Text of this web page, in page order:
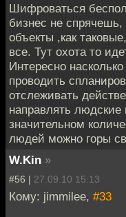
Шифроваться
бизнес не
объекты ,как
все. Тут охота то
Интересно
проводить
отслеживать
направлять
значительном
людей можно горы
W.Kin »
#56 | 27.09.10 15:13
Кому: jimmilee, #33